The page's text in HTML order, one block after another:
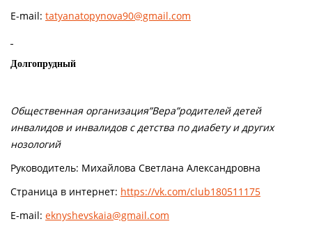
E-mail: tatyanatopynova90@gmail.com
Долгопрудный
Общественная организация”Вера”родителей детей
инвалидов и инвалидов с детства по диабету и других
нозологий
Руководитель: Михайлова Светлана Александровна
Страница в интернет: https://vk.com/club180511175
E-mail: eknyshevskaia@gmail.com